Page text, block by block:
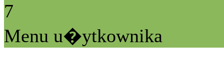
7
Menu u�ytkownika